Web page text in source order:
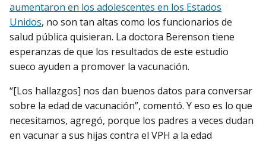
aumentaron en los adolescentes en los Estados
Unidos, no son tan altas como los funcionarios de
salud pública quisieran. La doctora Berenson tiene
esperanzas de que los resultados de este estudio
sueco ayuden a promover la vacunación.
“[Los hallazgos] nos dan buenos datos para conversar
sobre la edad de vacunación”, comentó. Y eso es lo que
necesitamos, agregó, porque los padres a veces dudan
en vacunar a sus hijas contra el VPH a la edad